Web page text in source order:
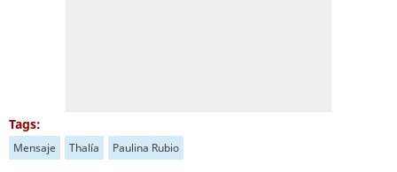
Tags:
Mensaje Thalía Paulina Rubio